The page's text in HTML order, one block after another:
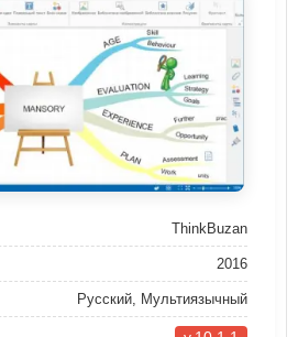
ThinkBuzan
2016
Русский, Мультиязычный